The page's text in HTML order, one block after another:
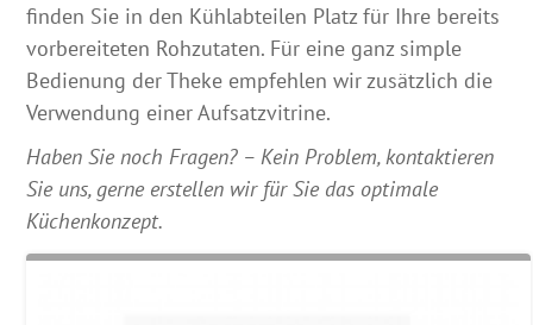
finden Sie in den Kühlabteilen Platz für Ihre bereits
vorbereiteten Rohzutaten. Für eine ganz simple
Bedienung der Theke empfehlen wir zusätzlich die
Verwendung einer Aufsatzvitrine.
Haben Sie noch Fragen? – Kein Problem, kontaktieren
Sie uns, gerne erstellen wir für Sie das optimale
Küchenkonzept.